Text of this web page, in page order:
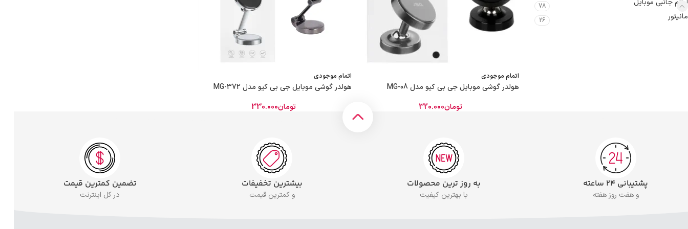
لوازم جانبی موبایل 78
مانیتور 26
اتمام موجودی
هولدر گوشی موبایل جی بی کیو مدل MG-08
تومان320.000
اتمام موجودی
هولدر گوشی موبایل جی بی کیو مدل MG-372
تومان330.000
پشتیبانی ۲۴ ساعته
و هفت روز هفته
به روز ترین محصولات
با بهترین کیفیت
بیشترین تخفیفات
و کمترین قیمت
تضمین کمترین قیمت
در کل اینترنت